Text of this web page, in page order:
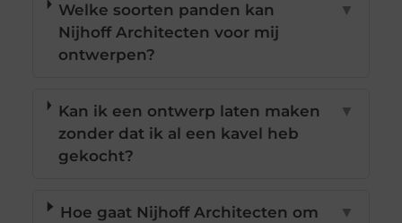
Welke soorten panden kan
Nijhoff Architecten voor mij
ontwerpen?
▼
Kan ik een ontwerp laten maken
zonder dat ik al een kavel heb
gekocht?
▼
Hoe gaat Nijhoff Architecten om
▼